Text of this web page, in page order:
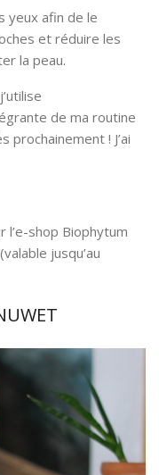
yeux afin de le
et réduire les
la peau.
de ma routine
! J’ai
l’e-shop Biophytum
jusqu’au